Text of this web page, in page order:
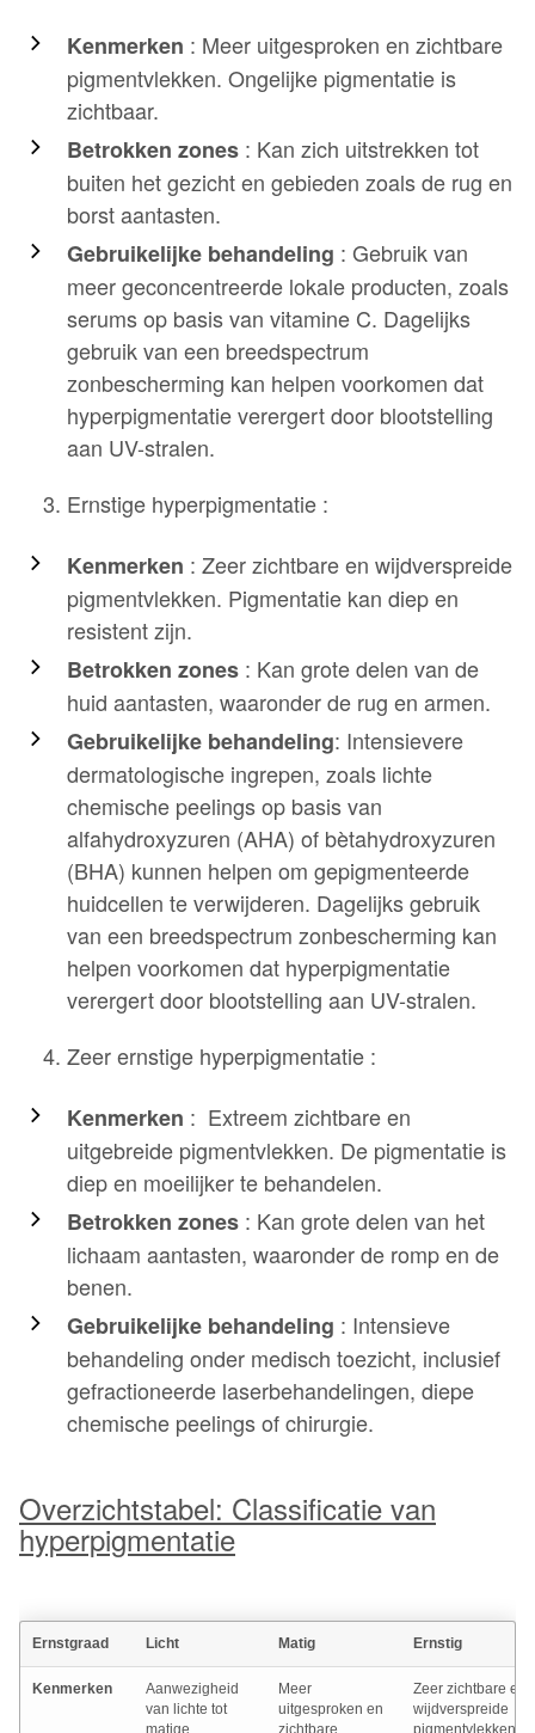
Kenmerken : Meer uitgesproken en zichtbare
pigmentvlekken. Ongelijke pigmentatie is
zichtbaar.
Betrokken zones : Kan zich uitstrekken tot
buiten het gezicht en gebieden zoals de rug en
borst aantasten.
Gebruikelijke behandeling : Gebruik van
meer geconcentreerde lokale producten, zoals
serums op basis van vitamine C. Dagelijks
gebruik van een breedspectrum
zonbescherming kan helpen voorkomen dat
hyperpigmentatie verergert door blootstelling
aan UV-stralen.
Ernstige hyperpigmentatie :
Kenmerken : Zeer zichtbare en wijdverspreide
pigmentvlekken. Pigmentatie kan diep en
resistent zijn.
Betrokken zones : Kan grote delen van de
huid aantasten, waaronder de rug en armen.
Gebruikelijke behandeling: Intensievere
dermatologische ingrepen, zoals lichte
chemische peelings op basis van
alfahydroxyzuren (AHA) of bètahydroxyzuren
(BHA) kunnen helpen om gepigmenteerde
huidcellen te verwijderen. Dagelijks gebruik
van een breedspectrum zonbescherming kan
helpen voorkomen dat hyperpigmentatie
verergert door blootstelling aan UV-stralen.
Zeer ernstige hyperpigmentatie :
Kenmerken : Extreem zichtbare en
uitgebreide pigmentvlekken. De pigmentatie is
diep en moeilijker te behandelen.
Betrokken zones : Kan grote delen van het
lichaam aantasten, waaronder de romp en de
benen.
Gebruikelijke behandeling : Intensieve
behandeling onder medisch toezicht, inclusief
gefractioneerde laserbehandelingen, diepe
chemische peelings of chirurgie.
Overzichtstabel: Classificatie van
hyperpigmentatie
Ernstgraad Licht Matig Ernstig
Kenmerken
Aanwezigheid
van lichte tot
matige
Meer
uitgesproken en
zichtbare
Zeer zichtbare en
wijdverspreide
pigmentvlekken.